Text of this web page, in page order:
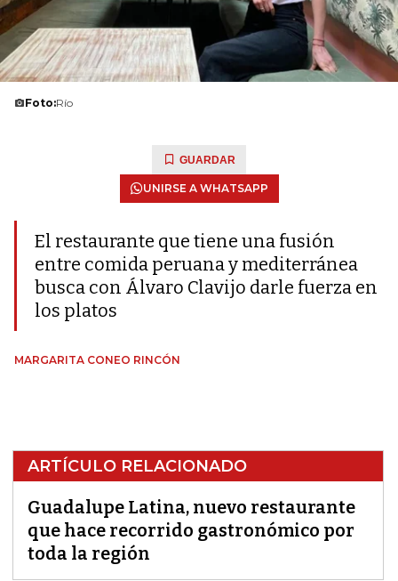
Foto:Río
GUARDAR
UNIRSE A WHATSAPP
El restaurante que tiene una fusión
entre comida peruana y mediterránea
busca con Álvaro Clavijo darle fuerza en
los platos
MARGARITA CONEO RINCÓN
ARTÍCULO RELACIONADO
Guadalupe Latina, nuevo restaurante
que hace recorrido gastronómico por
toda la región